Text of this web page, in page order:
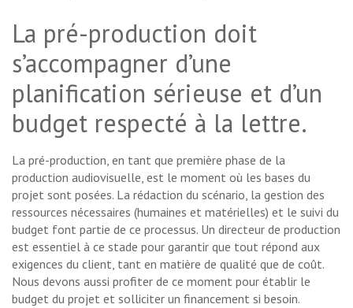
La pré-production doit
s’accompagner d’une
planification sérieuse et d’un
budget respecté à la lettre.
La pré-production, en tant que première phase de la
production audiovisuelle, est le moment où les bases du
projet sont posées. La rédaction du scénario, la gestion des
ressources nécessaires (humaines et matérielles) et le suivi du
budget font partie de ce processus. Un directeur de production
est essentiel à ce stade pour garantir que tout répond aux
exigences du client, tant en matière de qualité que de coût.
Nous devons aussi profiter de ce moment pour établir le
budget du projet et solliciter un financement si besoin.